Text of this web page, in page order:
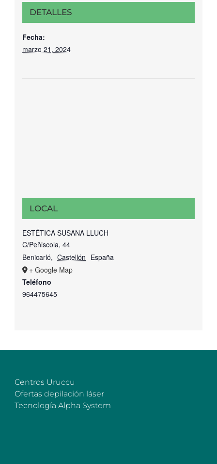
DETALLES
Fecha:
marzo 21, 2024
LOCAL
ESTÉTICA SUSANA LLUCH
C/Peñiscola, 44
Benicarló, Castellón España
+ Google Map
Teléfono
964475645
Centros Uruccu
Ofertas depilación láser
Tecnología Alpha System